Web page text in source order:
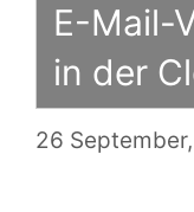
E-Mail-
in der
26